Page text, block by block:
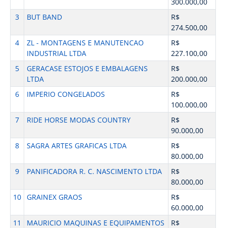
3
BUT BAND
R$
274.500,00
4
ZL - MONTAGENS E MANUTENCAO
INDUSTRIAL LTDA
R$
227.100,00
5
GERACASE ESTOJOS E EMBALAGENS
LTDA
R$
200.000,00
6
IMPERIO CONGELADOS
R$
100.000,00
7
RIDE HORSE MODAS COUNTRY
R$
90.000,00
8
SAGRA ARTES GRAFICAS LTDA
R$
80.000,00
9
PANIFICADORA R. C. NASCIMENTO LTDA
R$
80.000,00
10 GRAINEX GRAOS
R$
60.000,00
11
MAURICIO MAQUINAS E EQUIPAMENTOS
R$